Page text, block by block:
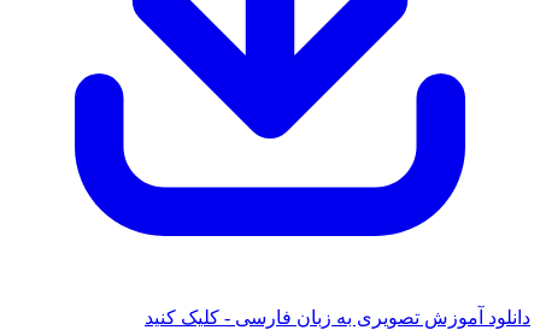
دانلود آموزش تصویری به زبان فارسی - کلیک کنید